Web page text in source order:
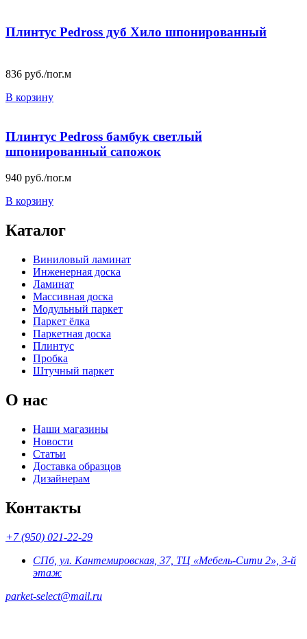
Плинтус Pedross дуб Хило шпонированный
836 руб./пог.м
В корзину
Плинтус Pedross бамбук светлый
шпонированный сапожок
940 руб./пог.м
В корзину
Каталог
Виниловый ламинат
Инженерная доска
Ламинат
Массивная доска
Модульный паркет
Паркет ёлка
Паркетная доска
Плинтус
Пробка
Штучный паркет
О нас
Наши магазины
Новости
Статьи
Доставка образцов
Дизайнерам
Контакты
+7 (950) 021-22-29
СПб, ул. Кантемировская, 37, ТЦ «Мебель-Сити 2», 3-й
этаж
parket-select@mail.ru